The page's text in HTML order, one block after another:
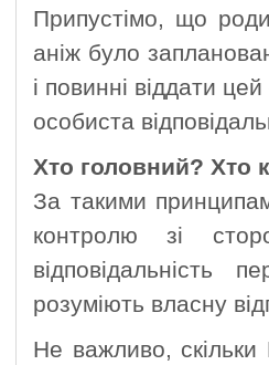
Припустімо, що
аніж було
і повинні віддати
особиста
Хто головний? Хто
За такими
контролю зі
розуміють власну
Не важливо,